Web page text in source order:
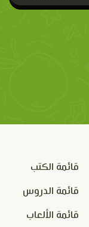
قائمة الكتب
قائمة الدروس
قائمة الألعاب